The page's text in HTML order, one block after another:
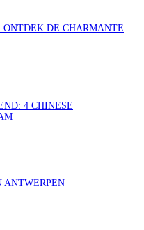
ONTDEK DE CHARMANTE
4 CHINESE
ANTWERPEN